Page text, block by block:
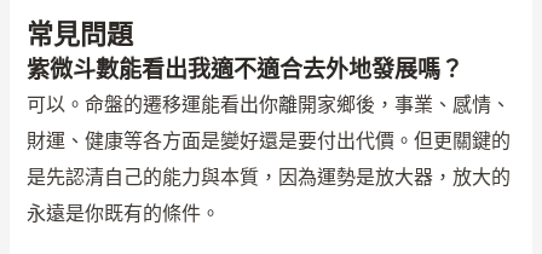
常見問題
紫微斗數能看出我適不適合去外地發展嗎？
可以。命盤的遷移運能看出你離開家鄉後，事業、感情、
財運、健康等各方面是變好還是要付出代價。但更關鍵的
是先認清自己的能力與本質，因為運勢是放大器，放大的
永遠是你既有的條件。